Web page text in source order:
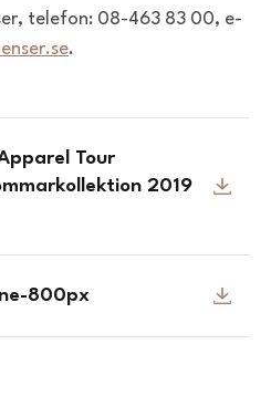
telefon: 08-463 83 00, e-
.
Tour
2019
800px